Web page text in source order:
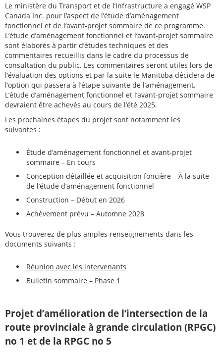
Le ministère du Transport et de l’Infrastructure a engagé WSP
Canada Inc. pour l’aspect de l’étude d’aménagement
fonctionnel et de l’avant-projet sommaire de ce programme.
L’étude d’aménagement fonctionnel et l’avant-projet sommaire
sont élaborés à partir d’études techniques et des
commentaires recueillis dans le cadre du processus de
consultation du public. Les commentaires seront utiles lors de
l’évaluation des options et par la suite le Manitoba décidera de
l’option qui passera à l’étape suivante de l’aménagement.
L’étude d’aménagement fonctionnel et l’avant-projet sommaire
devraient être achevés au cours de l’été 2025.
Les prochaines étapes du projet sont notamment les
suivantes :
Étude d’aménagement fonctionnel et avant-projet
sommaire – En cours
Conception détaillée et acquisition foncière – À la suite
de l’étude d’aménagement fonctionnel
Construction – Début en 2026
Achèvement prévu – Automne 2028
Vous trouverez de plus amples renseignements dans les
documents suivants :
Réunion avec les intervenants
Bulletin sommaire – Phase 1
Projet d’amélioration de l’intersection de la
route provinciale à grande circulation (RPGC)
no 1 et de la RPGC no 5